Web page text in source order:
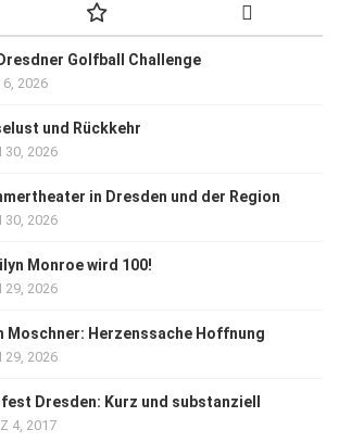
Golfball Challenge
6, 2026
und Rückkehr
30, 2026
in Dresden und der Region
30, 2026
Monroe wird 100!
29, 2026
Moschner: Herzenssache Hoffnung
29, 2026
Dresden: Kurz und substanziell
4, 2017